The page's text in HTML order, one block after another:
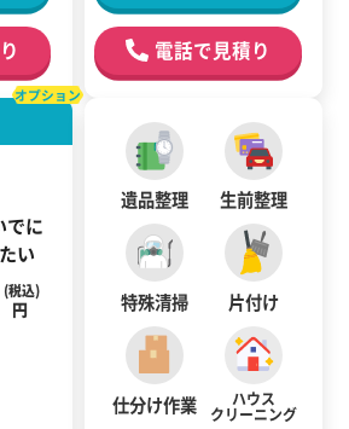
電話で見積り
でに
い
オプション
円
(税込)
遺品整理 生前整理
特殊清掃 片付け
仕分け作業 ハウス
クリーニング